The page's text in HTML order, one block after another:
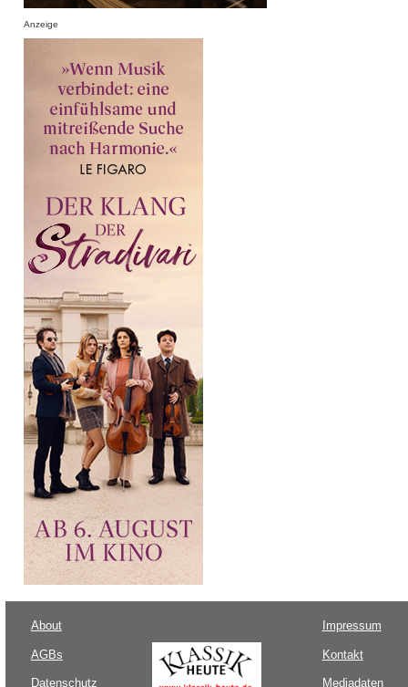
Anzeige
About
AGBs
Datenschutz
Impressum
Kontakt
Mediadaten